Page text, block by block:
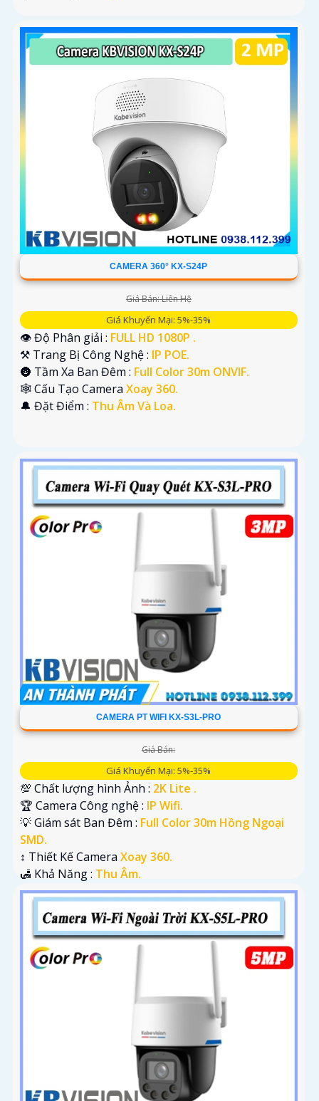
CAMERA 360° KX-S24P
Giá Bán: Liên Hệ
Giá Khuyến Mại: 5%-35%
👁 Độ Phân giải : FULL HD 1080P .
⚒ Trang Bị Công Nghệ : IP POE.
🌚 Tầm Xa Ban Đêm : Full Color 30m ONVIF.
🕸️ Cấu Tạo Camera Xoay 360.
️🔔 Đặt Điểm : Thu Âm Và Loa.
CAMERA PT WIFI KX-S3L-PRO
Giá Bán:
Giá Khuyến Mại: 5%-35%
💯 Chất lượng hình Ảnh : 2K Lite .
🏆 Camera Công nghệ : IP Wifi.
💡 Giám sát Ban Đêm : Full Color 30m Hồng Ngoại
SMD.
↕️ Thiết Kế Camera Xoay 360.
️🛃 Khả Năng : Thu Âm.